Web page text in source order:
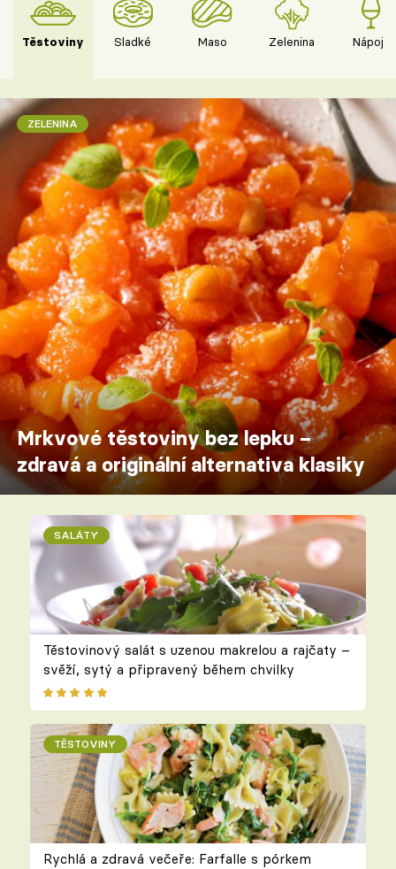
Těstoviny Sladké Maso Zelenina Nápoje
ZELENINA
Mrkvové těstoviny bez lepku –
zdravá a originální alternativa klasiky
SALÁTY
Těstovinový salát s uzenou makrelou a rajčaty –
svěží, sytý a připravený během chvilky
TĚSTOVINY
Rychlá a zdravá večeře: Farfalle s pórkem